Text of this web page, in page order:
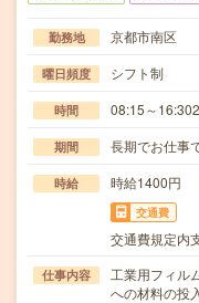
勤務地 京都市南区
曜日頻度 シフト制
時間 08:15～
期間 長期でお仕事
時給 時給1400円
交通費
交通費規定内
仕事内容
工業用フィル
への材料の投